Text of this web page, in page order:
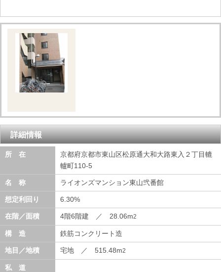
詳細情報
所 在
京都府京都市東山区松原通大和大路東入２丁目轆
轤町110-5
名 称 ライオンズマンション東山弐番館
想定利回り 6.30%
在階／面積 4階6階建 ／ 28.06m2
構 造 鉄筋コンクリート造
地目／地積 宅地 ／ 515.48m2
私 道